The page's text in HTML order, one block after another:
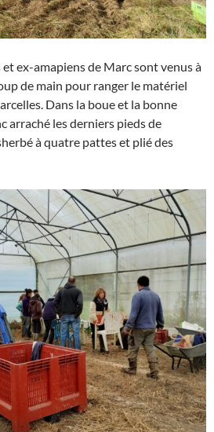
ex-amapiens de Marc sont venus à
de main pour ranger le matériel
Dans la boue et la bonne
arraché les derniers pieds de
à quatre pattes et plié des